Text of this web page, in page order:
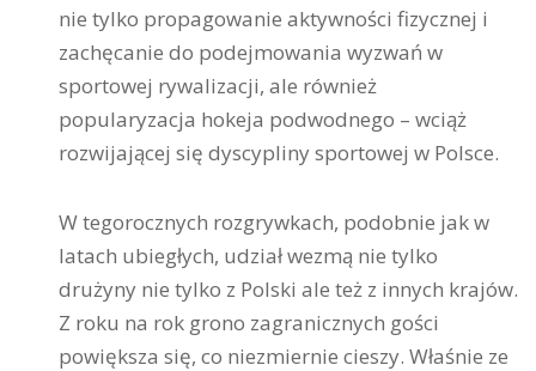
nie tylko propagowanie aktywności fizycznej i
zachęcanie do podejmowania wyzwań w
sportowej rywalizacji, ale również
popularyzacja hokeja podwodnego – wciąż
rozwijającej się dyscypliny sportowej w Polsce.
W tegorocznych rozgrywkach, podobnie jak w
latach ubiegłych, udział wezmą nie tylko
drużyny nie tylko z Polski ale też z innych krajów.
Z roku na rok grono zagranicznych gości
powiększa się, co niezmiernie cieszy. Właśnie ze